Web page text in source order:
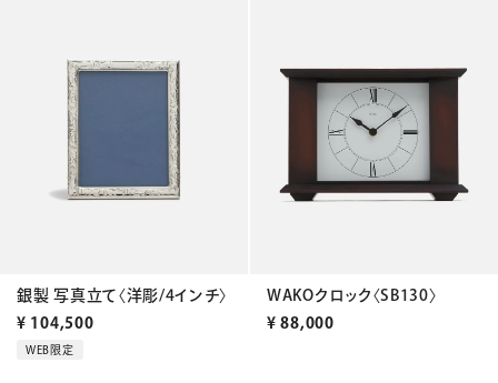
銀製 写真立て〈洋彫/4インチ〉
¥ 104,500
WEB限定
WAKOクロック〈SB130〉
¥ 88,000